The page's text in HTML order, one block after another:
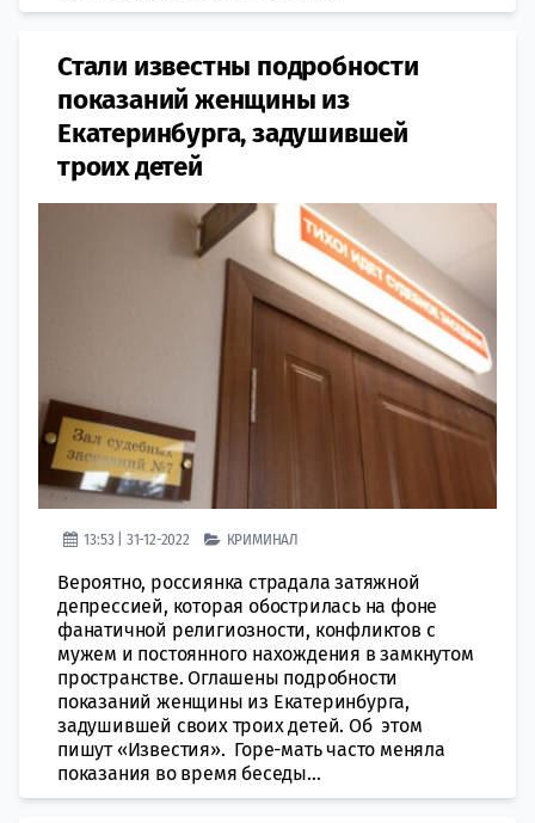
Стали известны подробности
показаний женщины из
Екатеринбурга, задушившей
троих детей
13:53 | 31-12-2022 КРИМИНАЛ
Вероятно, россиянка страдала затяжной
депрессией, которая обострилась на фоне
фанатичной религиозности, конфликтов с
мужем и постоянного нахождения в замкнутом
пространстве. Оглашены подробности
показаний женщины из Екатеринбурга,
задушившей своих троих детей. Об этом
пишут «Известия». Горе-мать часто меняла
показания во время беседы...